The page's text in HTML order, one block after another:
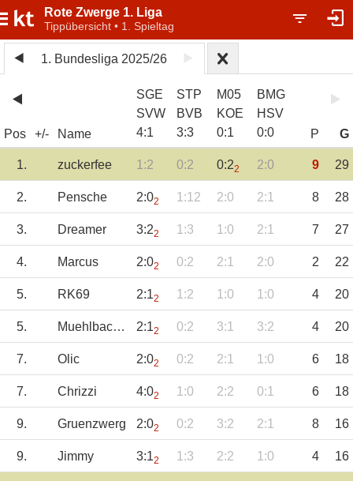
Rote Zwerge 1. Liga
Tippübersicht • 1. Spieltag
1. Bundesliga 2025/26
Pos +/- Name
SGE
SVW
4:1
STP
BVB
3:3
M05
KOE
0:1
BMG
HSV
0:0 P G
1. zuckerfee 1:2 0:2 0:22 2:0 9 29
2. Pensche 2:02 1:12 2:0 2:1 8 28
3. Dreamer 3:22 1:3 1:0 2:1 7 27
4. Marcus 2:02 0:2 2:1 2:0 2 22
5. RK69 2:12 1:2 1:0 1:0 4 20
5. Muehlbachtipp 2:12 0:2 3:1 3:2 4 20
7. Olic 2:02 0:2 2:1 1:0 6 18
7. Chrizzi 4:02 1:0 2:2 0:1 6 18
9. Gruenzwerg 2:02 0:2 3:2 2:1 8 16
9. Jimmy 3:12 1:3 2:2 1:0 4 16